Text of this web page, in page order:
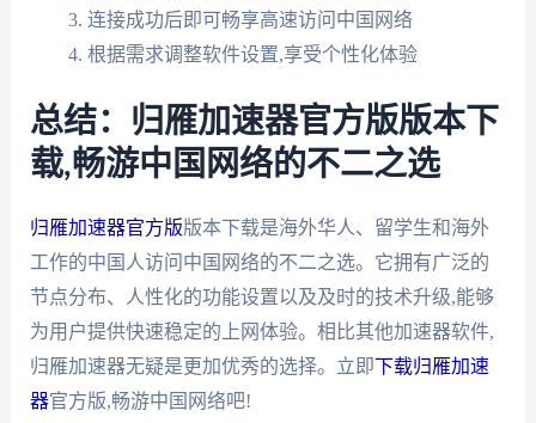
连接成功后即可畅享高速访问中国网络
根据需求调整软件设置,享受个性化体验
总结：归雁加速器官方版版本下
载,畅游中国网络的不二之选
归雁加速器官方版版本下载是海外华人、留学生和海外
工作的中国人访问中国网络的不二之选。它拥有广泛的
节点分布、人性化的功能设置以及及时的技术升级,能够
为用户提供快速稳定的上网体验。相比其他加速器软件,
归雁加速器无疑是更加优秀的选择。立即下载归雁加速
器官方版,畅游中国网络吧!